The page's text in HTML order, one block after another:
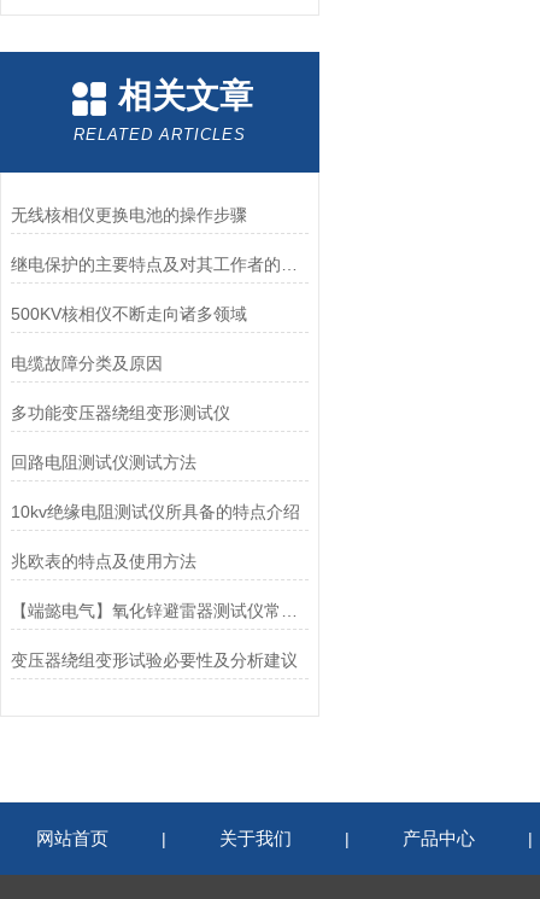
相关文章
RELATED ARTICLES
无线核相仪更换电池的操作步骤
500KV核相仪不断走向诸多领域
电缆故障分类及原因
多功能变压器绕组变形测试仪
回路电阻测试仪测试方法
10kv绝缘电阻测试仪所具备的特点介绍
兆欧表的特点及使用方法
变压器绕组变形试验必要性及分析建议
网站首页 | 关于我们 | 产品中心